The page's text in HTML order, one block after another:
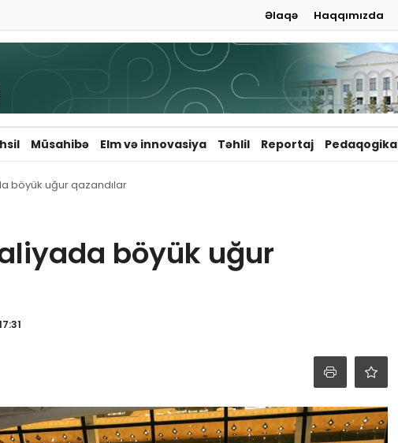
Əlaqə Haqqımızda
Müsahibə Elm və innovasiya Təhlil Reportaj Pedaqogika
böyük uğur qazandılar
böyük uğur